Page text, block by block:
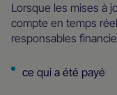
Lorsque les mises à
compte en temps
responsables
ce qui a été payé